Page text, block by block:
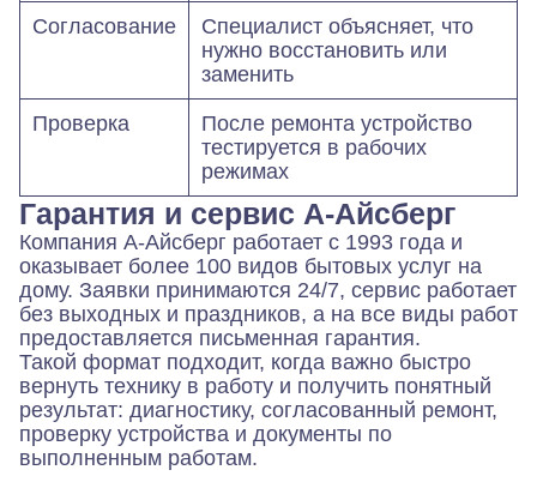
Согласование
Специалист объясняет, что
нужно восстановить или
заменить
Проверка
После ремонта устройство
тестируется в рабочих
режимах
Гарантия и сервис А-Айсберг
Компания А-Айсберг работает с 1993 года и
оказывает более 100 видов бытовых услуг на
дому. Заявки принимаются 24/7, сервис работает
без выходных и праздников, а на все виды работ
предоставляется письменная гарантия.
Такой формат подходит, когда важно быстро
вернуть технику в работу и получить понятный
результат: диагностику, согласованный ремонт,
проверку устройства и документы по
выполненным работам.